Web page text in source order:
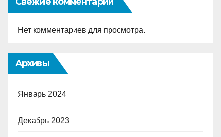
Нет комментариев для просмотра.
Архивы
Январь 2024
Декабрь 2023